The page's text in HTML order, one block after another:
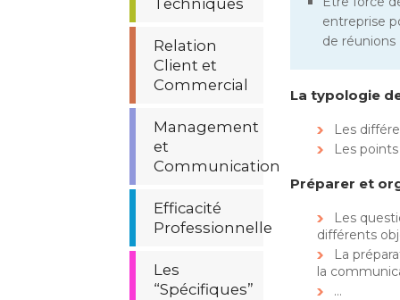
Techniques
Relation
Client et
Commercial
Management
et
Communication
Efficacité
Professionnelle
Les
“Spécifiques”
entreprise
de réunions
La typologie
Les
Les
Préparer et
Les
différents
La
la
…